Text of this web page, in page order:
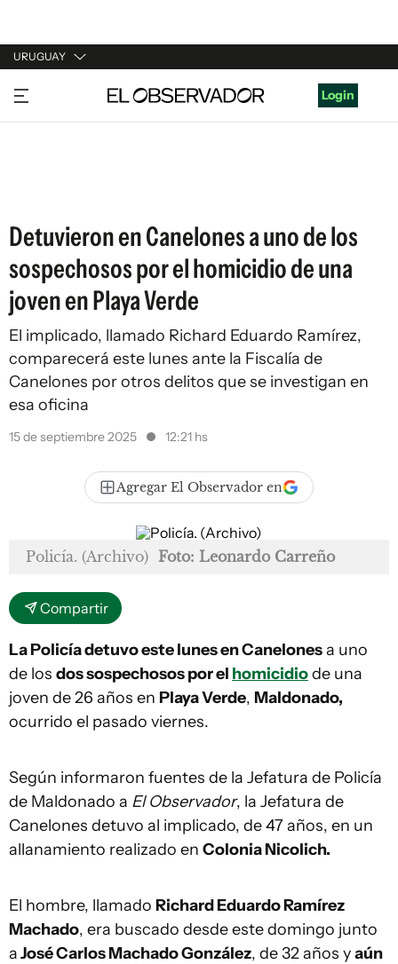
URUGUAY
URUGUAY
ARGENTINA
Login
Detuvieron en Canelones a uno de los
sospechosos por el homicidio de una
joven en Playa Verde
El implicado, llamado Richard Eduardo Ramírez,
comparecerá este lunes ante la Fiscalía de
Canelones por otros delitos que se investigan en
esa oficina
15 de septiembre 2025 12:21 hs
Agregar El Observador en
Policía. (Archivo) Foto: Leonardo Carreño
Compartir
La Policía detuvo este lunes en Canelonesa uno
de los dos sospechosos por el homicidiode una
joven de 26 años en Playa Verde, Maldonado,
ocurrido el pasado viernes.
Según informaron fuentes de la Jefatura de Policía
de Maldonado a El Observador, la Jefatura de
Canelones detuvo al implicado, de 47 años, en un
allanamiento realizado en Colonia Nicolich.
El hombre, llamado Richard Eduardo Ramírez
Machado, era buscado desde este domingo junto
aJosé Carlos Machado González, de 32 años yaún